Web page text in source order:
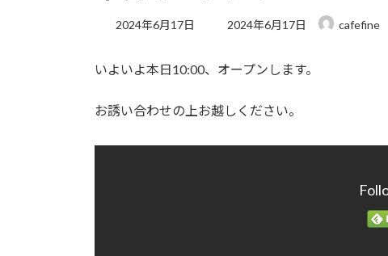
2024年6月17日
最
新
時
:
2024年6月17日 cafefine
いよいよ本日10:00、オープンします。
お誘い合わせの上お越しください。